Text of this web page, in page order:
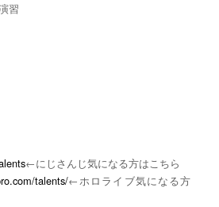
習
←にじさんじ気になる方はこちら
talents/←ホロライブ気になる方